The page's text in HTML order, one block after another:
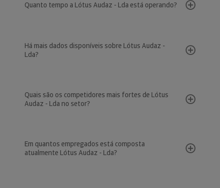
Quanto tempo a Lótus Audaz - Lda está operando?
Há mais dados disponíveis sobre Lótus Audaz -
Lda?
Quais são os competidores mais fortes de Lótus
Audaz - Lda no setor?
Em quantos empregados está composta
atualmente Lótus Audaz - Lda?